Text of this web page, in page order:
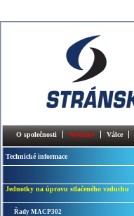
O společnosti Novinky Válce
Technické informace
Jednotky na úpravu stlačeného vzduchu
Řady MACP302